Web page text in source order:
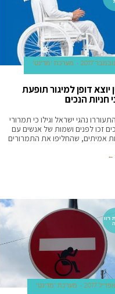
מערכת 'מדינט'
יוצא דופן למיגור תופעת
חניות הנכים
נהגי ישראל וגילו כי תמרורי
זכו לפנים ושמות של אנשים עם
אמיתים, שהחליפו את התמרורים
←
רוו
מערכת 'מדינט'